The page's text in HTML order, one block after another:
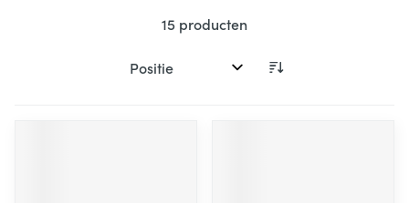
15 producten
Sorteer op: